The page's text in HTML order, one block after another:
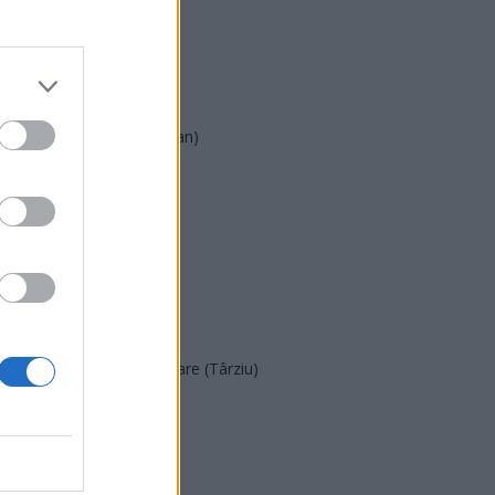
Forța Dreptei (L. Orban)
REPER
SOS (Șoșoacă)
POT (Gavrilă)
Acțiunea Conservatoare (Târziu)
PUSL (D. Voiculescu)